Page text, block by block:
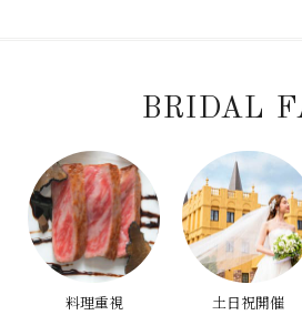
BRIDAL
料理重視 土日祝開催